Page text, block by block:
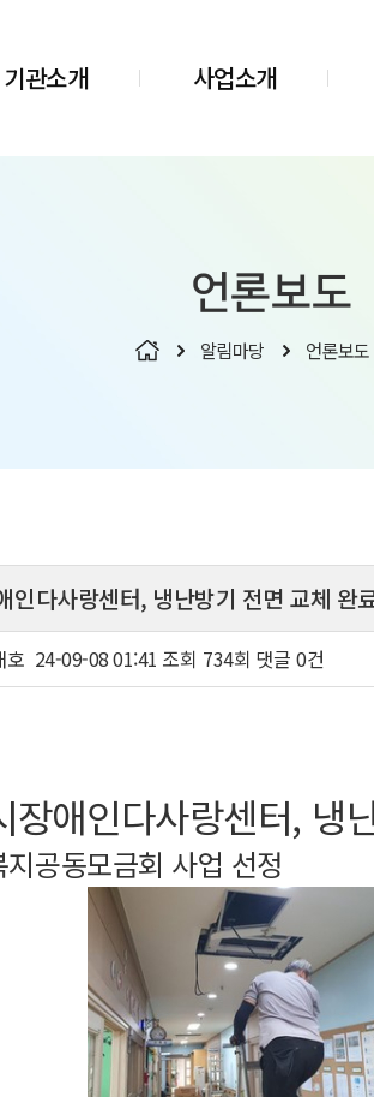
기관소개 사업소개
언론보도
알림마당 언론보도
인다사랑센터, 냉난방기 전면 교체 완
호 24-09-08 01:41 조회 734회 댓글 0건
장애인다사랑센터, 냉
공동모금회 사업 선정